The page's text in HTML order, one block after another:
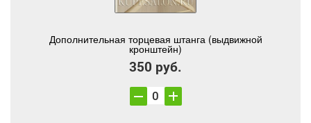
Дополнительная торцевая штанга (выдвижной
кронштейн)
350 руб.